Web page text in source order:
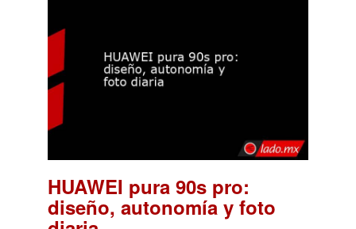
HUAWEI pura 90s pro:
diseño, autonomía y foto